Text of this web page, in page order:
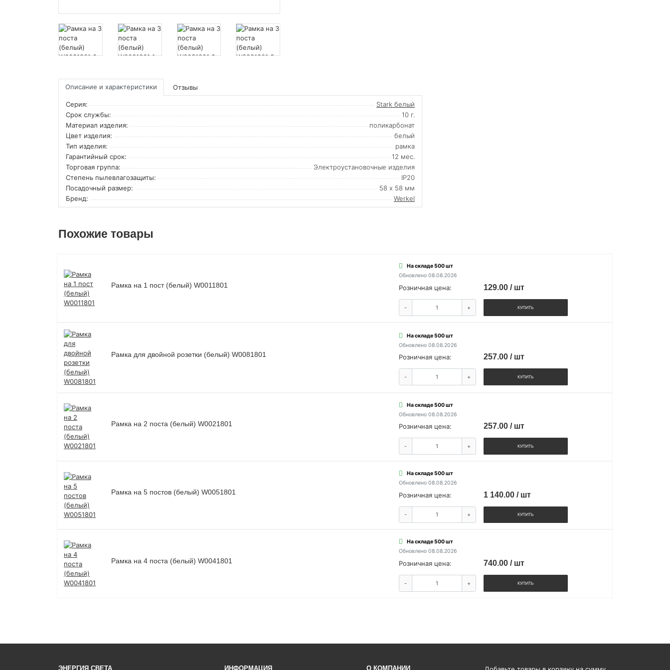
Описание и характеристики Отзывы
Серия:
Stark белый
Срок службы:
10 г.
Материал изделия:
поликарбонат
Цвет изделия:
белый
Тип изделия:
рамка
Гарантийный срок:
12 мес.
Торговая группа:
Электроустановочные изделия
Степень пылевлагозащиты:
IP20
Посадочный размер:
58 х 58 мм
Бренд:
Werkel
Похожие товары
Рамка на 1 пост (белый) W0011801
На складе 500 шт
Обновлено 08.08.2026
Розничная цена: 129.00 / шт
- + КУПИТЬ
Рамка для двойной розетки (белый) W0081801
На складе 500 шт
Обновлено 08.08.2026
Розничная цена: 257.00 / шт
- + КУПИТЬ
Рамка на 2 поста (белый) W0021801
На складе 500 шт
Обновлено 08.08.2026
Розничная цена: 257.00 / шт
- + КУПИТЬ
Рамка на 5 постов (белый) W0051801
На складе 500 шт
Обновлено 08.08.2026
Розничная цена: 1 140.00 / шт
- + КУПИТЬ
Рамка на 4 поста (белый) W0041801
На складе 500 шт
Обновлено 08.08.2026
Розничная цена: 740.00 / шт
- + КУПИТЬ
ЭНЕРГИЯ СВЕТА ИНФОРМАЦИЯ О КОМПАНИИ